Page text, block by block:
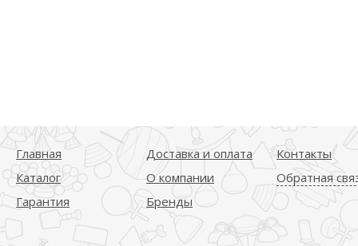
Главная
Каталог
Гарантия
Доставка и оплата
О компании
Бренды
Контакты
Обратная